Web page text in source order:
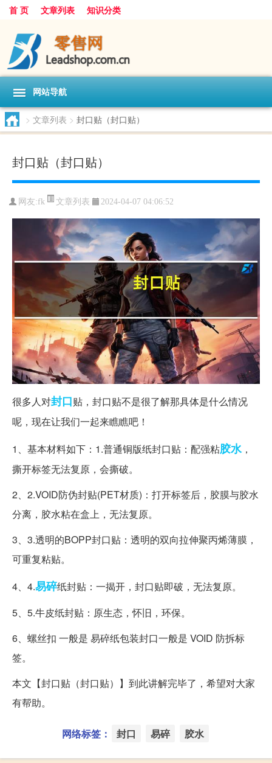
首 页 文章列表 知识分类
网站导航
> 文章列表 > 封口贴（封口贴）
封口贴（封口贴）
网友:fk 文章列表 2024-04-07 04:06:52
很多人对封口贴，封口贴不是很了解那具体是什么情况
呢，现在让我们一起来瞧瞧吧！
1、基本材料如下：1.普通铜版纸封口贴：配强粘胶水，
撕开标签无法复原，会撕破。
2、2.VOID防伪封贴(PET材质)：打开标签后，胶膜与胶水
分离，胶水粘在盒上，无法复原。
3、3.透明的BOPP封口贴：透明的双向拉伸聚丙烯薄膜，
可重复粘贴。
4、4.易碎纸封贴：一揭开，封口贴即破，无法复原。
5、5.牛皮纸封贴：原生态，怀旧，环保。
6、螺丝扣 一般是 易碎纸包装封口一般是 VOID 防拆标
签。
本文【封口贴（封口贴）】到此讲解完毕了，希望对大家
有帮助。
网络标签： 封口 易碎 胶水